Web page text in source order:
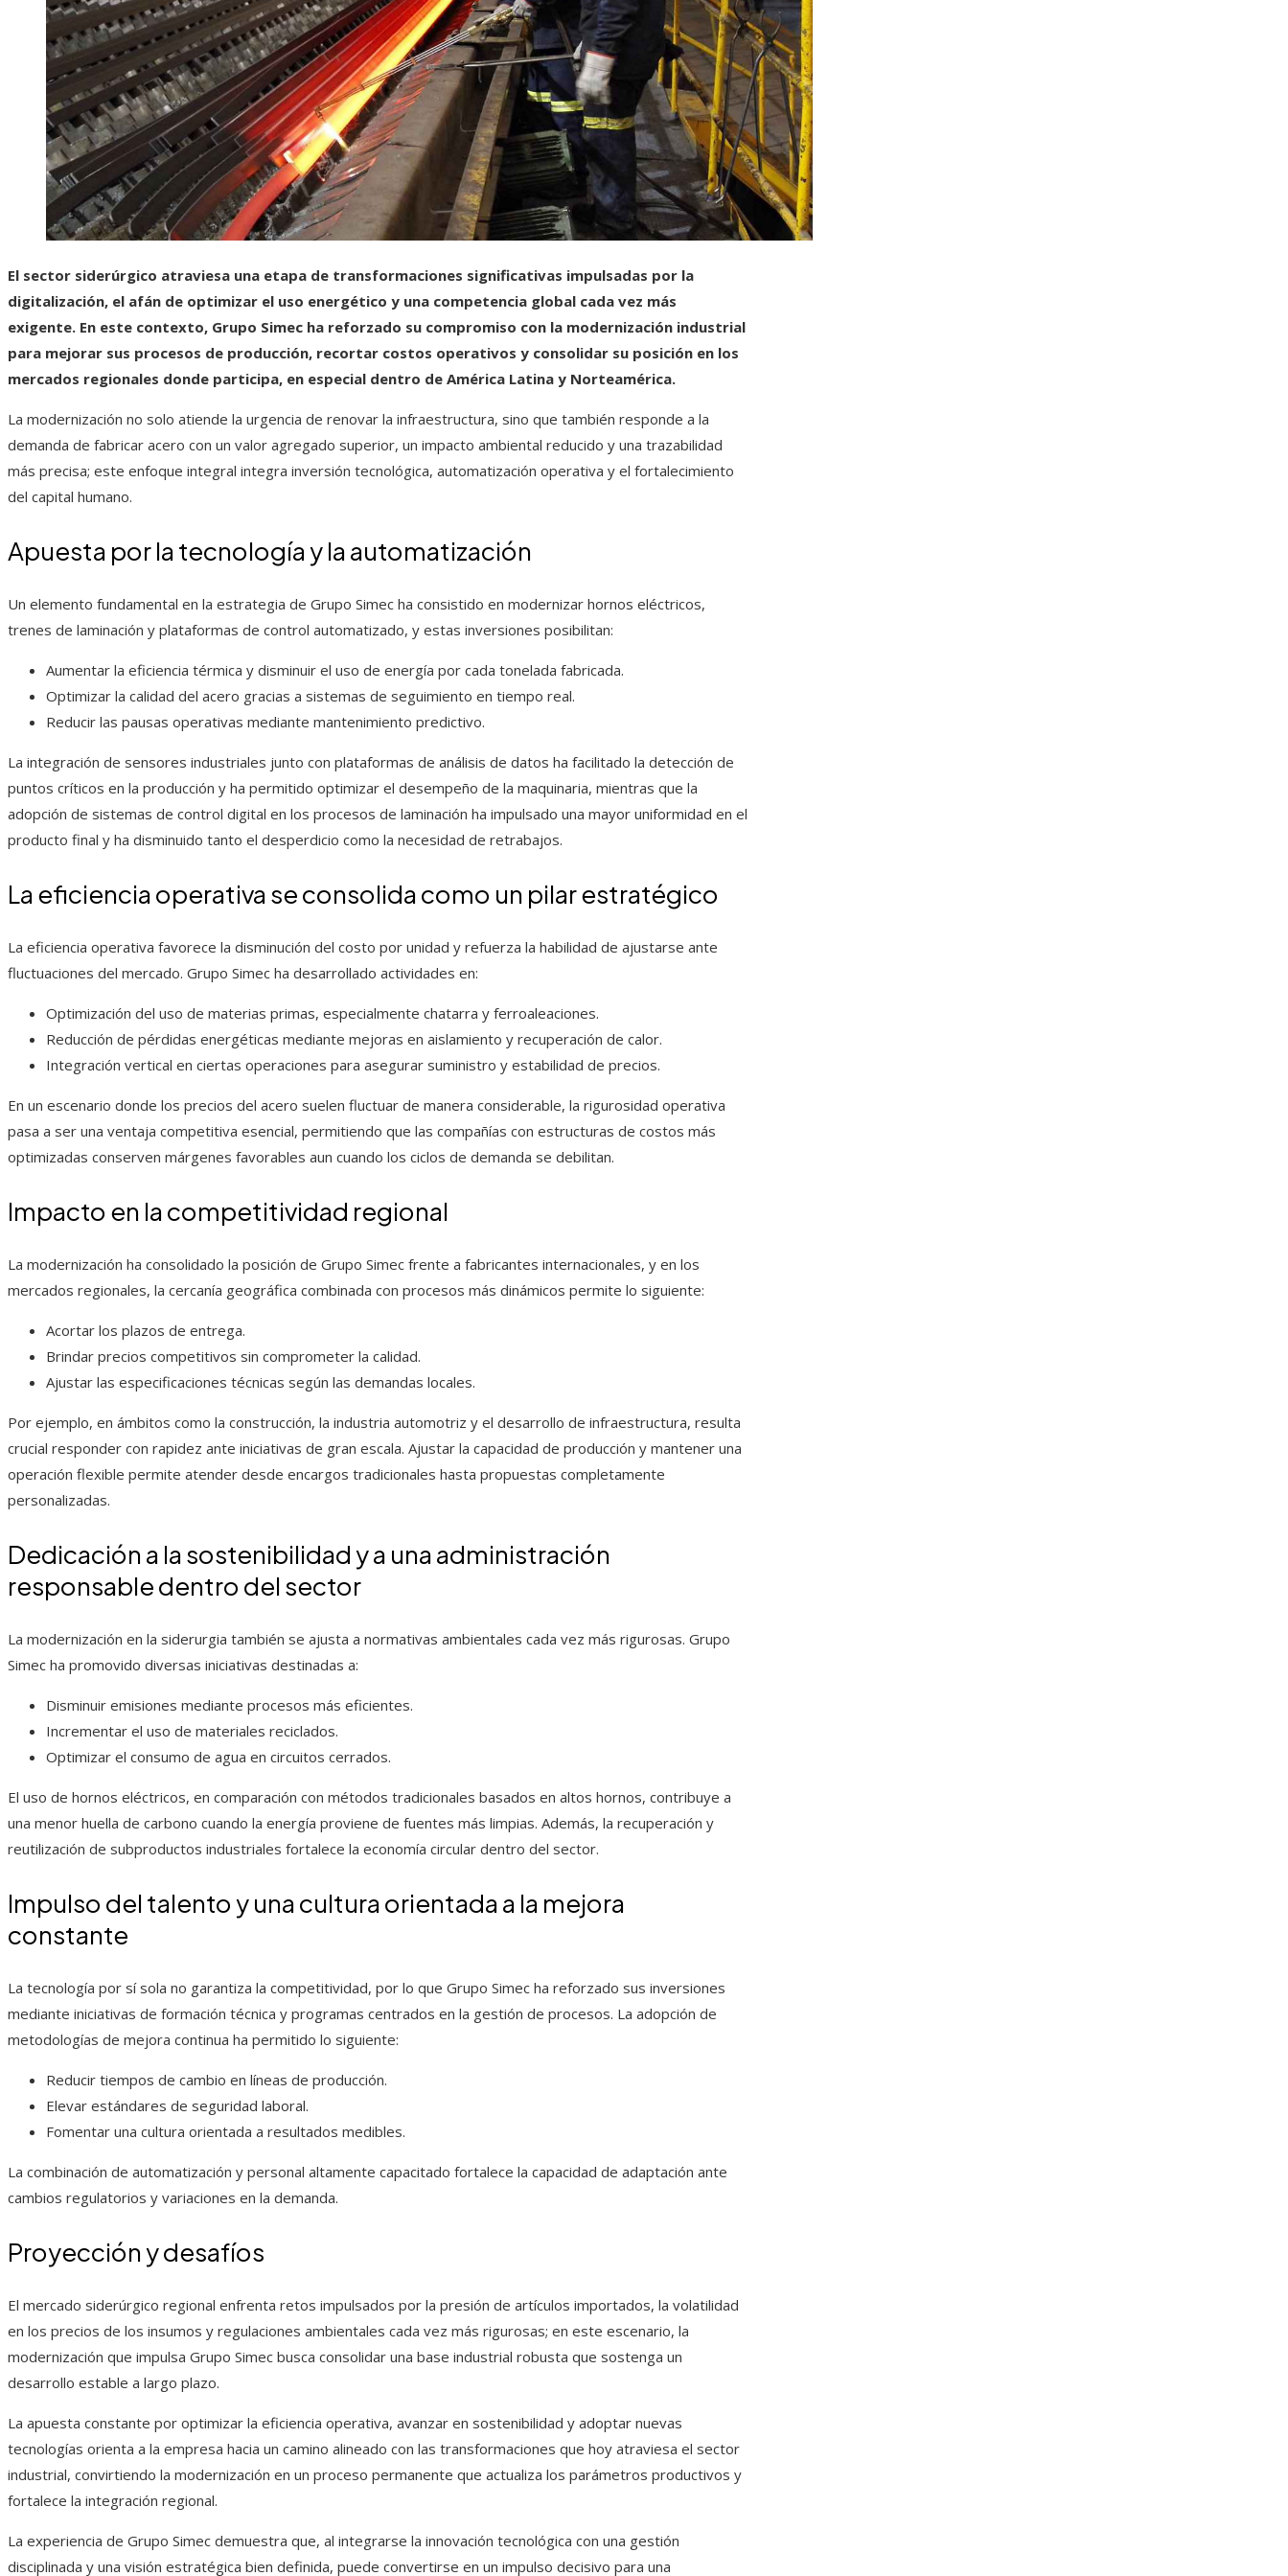
El sector siderúrgico atraviesa una etapa de transformaciones significativas impulsadas por la
digitalización, el afán de optimizar el uso energético y una competencia global cada vez más
exigente. En este contexto, Grupo Simec ha reforzado su compromiso con la modernización industrial
para mejorar sus procesos de producción, recortar costos operativos y consolidar su posición en los
mercados regionales donde participa, en especial dentro de América Latina y Norteamérica.
La modernización no solo atiende la urgencia de renovar la infraestructura, sino que también responde a la
demanda de fabricar acero con un valor agregado superior, un impacto ambiental reducido y una trazabilidad
más precisa; este enfoque integral integra inversión tecnológica, automatización operativa y el fortalecimiento
del capital humano.
Apuesta por la tecnología y la automatización
Un elemento fundamental en la estrategia de Grupo Simec ha consistido en modernizar hornos eléctricos,
trenes de laminación y plataformas de control automatizado, y estas inversiones posibilitan:
Aumentar la eficiencia térmica y disminuir el uso de energía por cada tonelada fabricada.
Optimizar la calidad del acero gracias a sistemas de seguimiento en tiempo real.
Reducir las pausas operativas mediante mantenimiento predictivo.
La integración de sensores industriales junto con plataformas de análisis de datos ha facilitado la detección de
puntos críticos en la producción y ha permitido optimizar el desempeño de la maquinaria, mientras que la
adopción de sistemas de control digital en los procesos de laminación ha impulsado una mayor uniformidad en el
producto final y ha disminuido tanto el desperdicio como la necesidad de retrabajos.
La eficiencia operativa se consolida como un pilar estratégico
La eficiencia operativa favorece la disminución del costo por unidad y refuerza la habilidad de ajustarse ante
fluctuaciones del mercado. Grupo Simec ha desarrollado actividades en:
Optimización del uso de materias primas, especialmente chatarra y ferroaleaciones.
Reducción de pérdidas energéticas mediante mejoras en aislamiento y recuperación de calor.
Integración vertical en ciertas operaciones para asegurar suministro y estabilidad de precios.
En un escenario donde los precios del acero suelen fluctuar de manera considerable, la rigurosidad operativa
pasa a ser una ventaja competitiva esencial, permitiendo que las compañías con estructuras de costos más
optimizadas conserven márgenes favorables aun cuando los ciclos de demanda se debilitan.
Impacto en la competitividad regional
La modernización ha consolidado la posición de Grupo Simec frente a fabricantes internacionales, y en los
mercados regionales, la cercanía geográfica combinada con procesos más dinámicos permite lo siguiente:
Acortar los plazos de entrega.
Brindar precios competitivos sin comprometer la calidad.
Ajustar las especificaciones técnicas según las demandas locales.
Por ejemplo, en ámbitos como la construcción, la industria automotriz y el desarrollo de infraestructura, resulta
crucial responder con rapidez ante iniciativas de gran escala. Ajustar la capacidad de producción y mantener una
operación flexible permite atender desde encargos tradicionales hasta propuestas completamente
personalizadas.
Dedicación a la sostenibilidad y a una administración
responsable dentro del sector
La modernización en la siderurgia también se ajusta a normativas ambientales cada vez más rigurosas. Grupo
Simec ha promovido diversas iniciativas destinadas a:
Disminuir emisiones mediante procesos más eficientes.
Incrementar el uso de materiales reciclados.
Optimizar el consumo de agua en circuitos cerrados.
El uso de hornos eléctricos, en comparación con métodos tradicionales basados en altos hornos, contribuye a
una menor huella de carbono cuando la energía proviene de fuentes más limpias. Además, la recuperación y
reutilización de subproductos industriales fortalece la economía circular dentro del sector.
Impulso del talento y una cultura orientada a la mejora
constante
La tecnología por sí sola no garantiza la competitividad, por lo que Grupo Simec ha reforzado sus inversiones
mediante iniciativas de formación técnica y programas centrados en la gestión de procesos. La adopción de
metodologías de mejora continua ha permitido lo siguiente:
Reducir tiempos de cambio en líneas de producción.
Elevar estándares de seguridad laboral.
Fomentar una cultura orientada a resultados medibles.
La combinación de automatización y personal altamente capacitado fortalece la capacidad de adaptación ante
cambios regulatorios y variaciones en la demanda.
Proyección y desafíos
El mercado siderúrgico regional enfrenta retos impulsados por la presión de artículos importados, la volatilidad
en los precios de los insumos y regulaciones ambientales cada vez más rigurosas; en este escenario, la
modernización que impulsa Grupo Simec busca consolidar una base industrial robusta que sostenga un
desarrollo estable a largo plazo.
La apuesta constante por optimizar la eficiencia operativa, avanzar en sostenibilidad y adoptar nuevas
tecnologías orienta a la empresa hacia un camino alineado con las transformaciones que hoy atraviesa el sector
industrial, convirtiendo la modernización en un proceso permanente que actualiza los parámetros productivos y
fortalece la integración regional.
La experiencia de Grupo Simec demuestra que, al integrarse la innovación tecnológica con una gestión
disciplinada y una visión estratégica bien definida, puede convertirse en un impulso decisivo para una